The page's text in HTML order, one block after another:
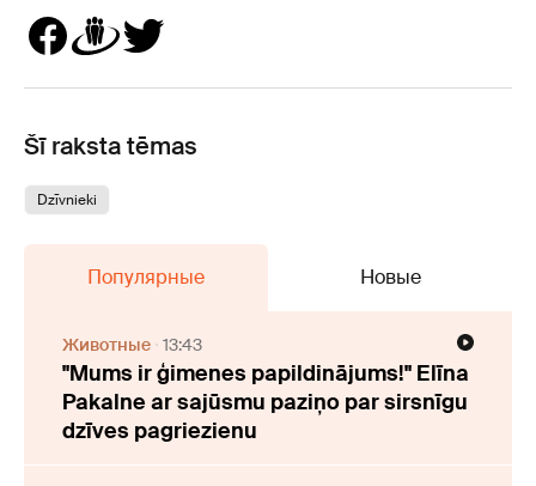
Šī raksta tēmas
Dzīvnieki
Популярные Новые
Животные 13:43
"Mums ir ģimenes papildinājums!" Elīna
Pakalne ar sajūsmu paziņo par sirsnīgu
dzīves pagriezienu